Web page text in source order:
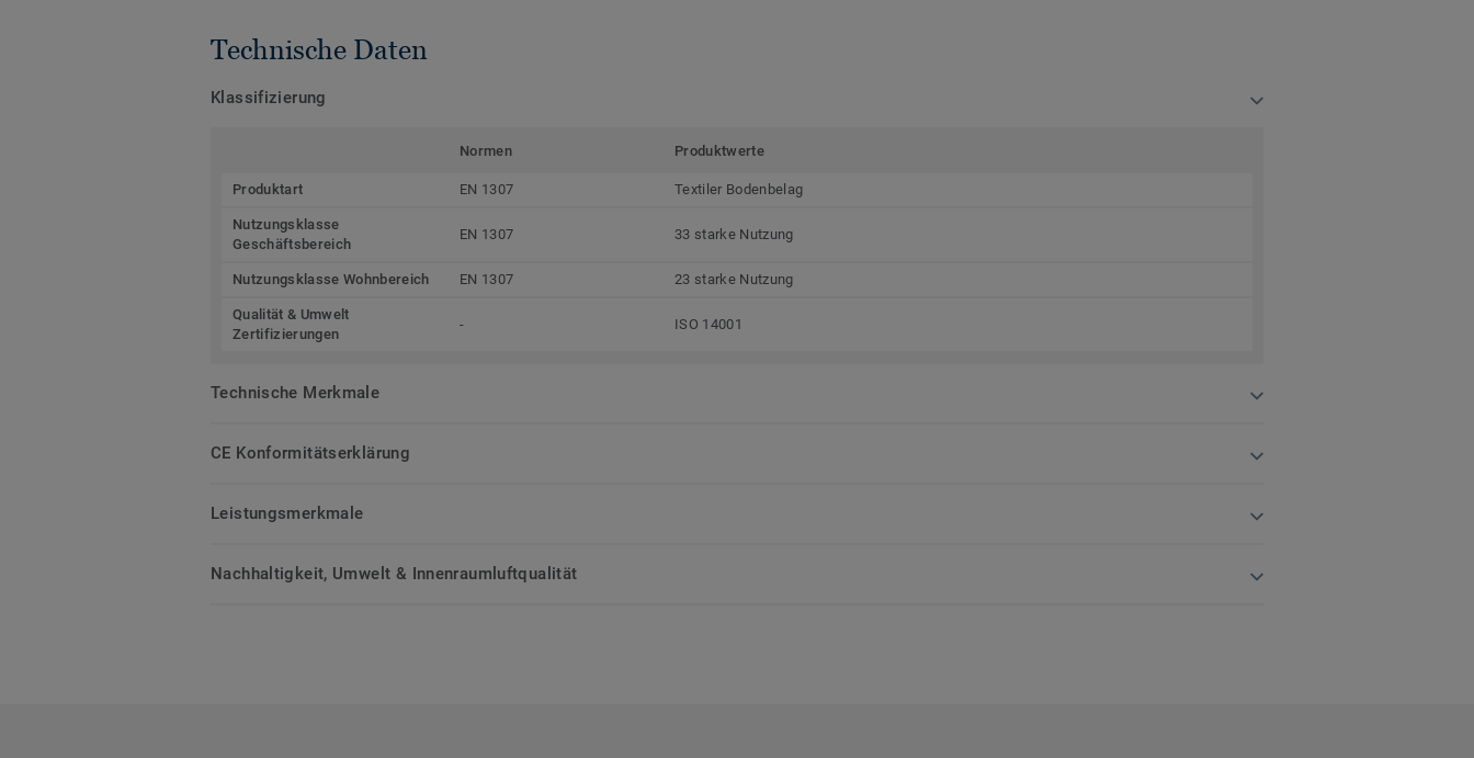
Technische Daten
Klassifizierung
Normen Produktwerte
Produktart EN 1307 Textiler Bodenbelag
Nutzungsklasse
Geschäftsbereich
EN 1307 33 starke Nutzung
Nutzungsklasse Wohnbereich EN 1307 23 starke Nutzung
Qualität & Umwelt
Zertifizierungen
- ISO 14001
Technische Merkmale
CE Konformitätserklärung
Leistungsmerkmale
Nachhaltigkeit, Umwelt & Innenraumluftqualität